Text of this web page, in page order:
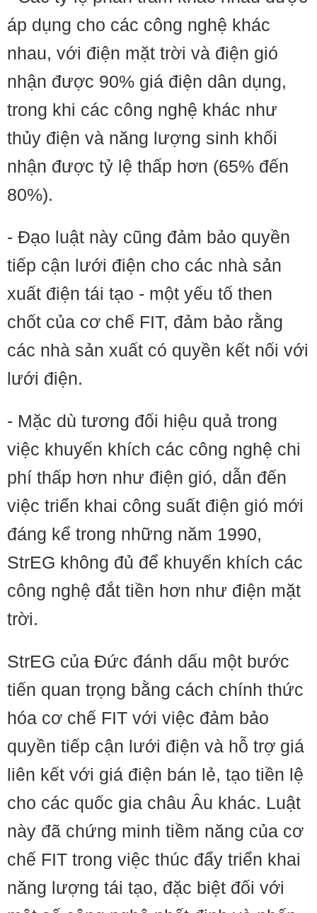
áp dụng cho các công nghệ khác
nhau, với điện mặt trời và điện gió
nhận được 90% giá điện dân dụng,
trong khi các công nghệ khác như
thủy điện và năng lượng sinh khối
nhận được tỷ lệ thấp hơn (65% đến
80%).
- Đạo luật này cũng đảm bảo quyền
tiếp cận lưới điện cho các nhà sản
xuất điện tái tạo - một yếu tố then
chốt của cơ chế FIT, đảm bảo rằng
các nhà sản xuất có quyền kết nối với
lưới điện.
- Mặc dù tương đối hiệu quả trong
việc khuyến khích các công nghệ chi
phí thấp hơn như điện gió, dẫn đến
việc triển khai công suất điện gió mới
đáng kể trong những năm 1990,
StrEG không đủ để khuyến khích các
công nghệ đắt tiền hơn như điện mặt
trời.
StrEG của Đức đánh dấu một bước
tiến quan trọng bằng cách chính thức
hóa cơ chế FIT với việc đảm bảo
quyền tiếp cận lưới điện và hỗ trợ giá
liên kết với giá điện bán lẻ, tạo tiền lệ
cho các quốc gia châu Âu khác. Luật
này đã chứng minh tiềm năng của cơ
chế FIT trong việc thúc đẩy triển khai
năng lượng tái tạo, đặc biệt đối với